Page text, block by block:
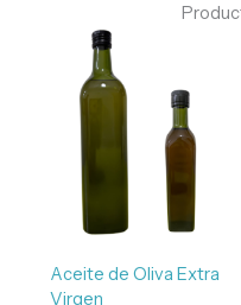
Aceite de Oliva Extra
Virgen
desde
S/ 60.00
hasta